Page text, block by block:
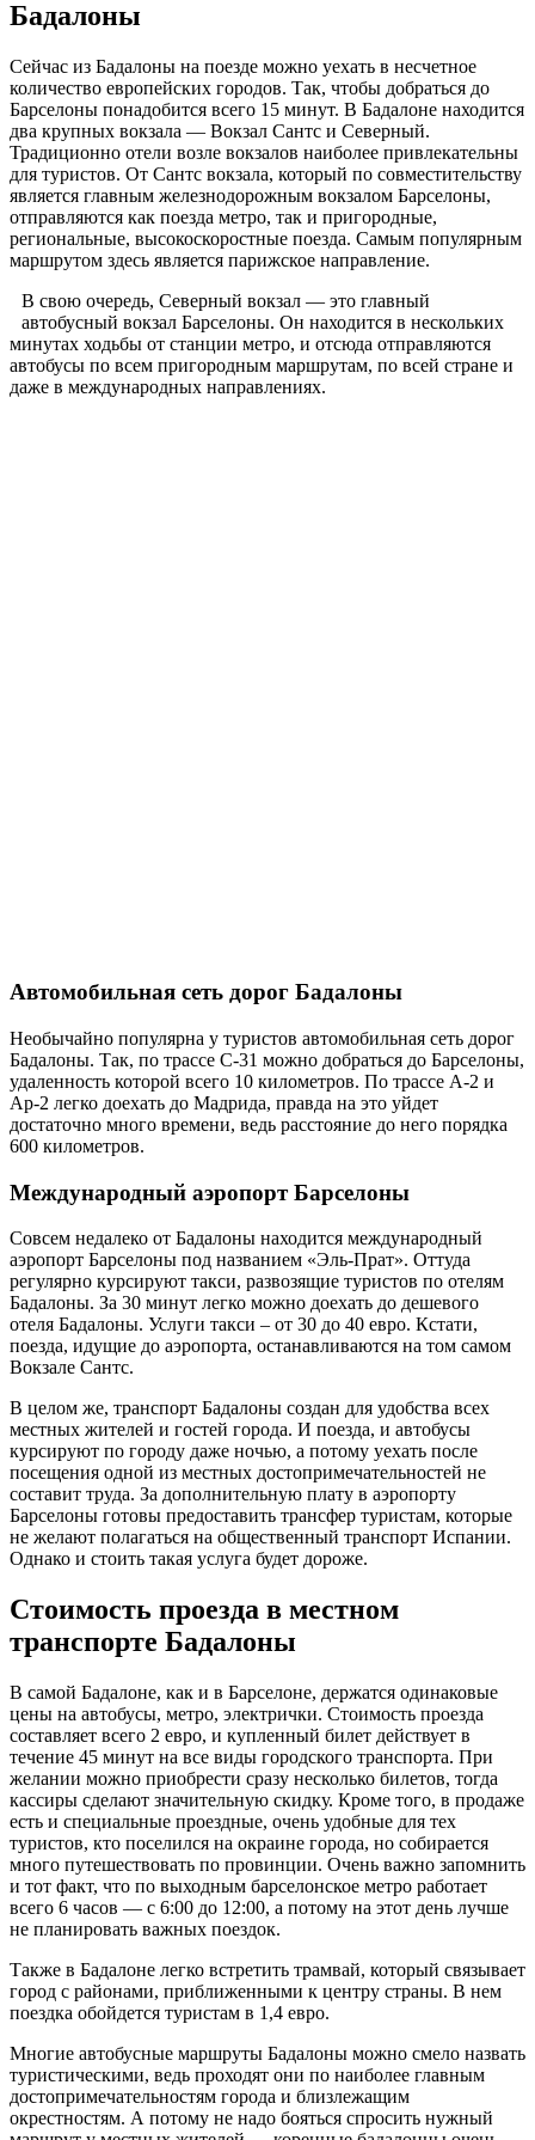
Бадалоны
Сейчас из Бадалоны на поезде можно уехать в несчетное
количество европейских городов. Так, чтобы добраться до
Барселоны понадобится всего 15 минут. В Бадалоне находится
два крупных вокзала — Вокзал Сантс и Северный.
Традиционно отели возле вокзалов наиболее привлекательны
для туристов. От Сантс вокзала, который по совместительству
является главным железнодорожным вокзалом Барселоны,
отправляются как поезда метро, так и пригородные,
региональные, высокоскоростные поезда. Самым популярным
маршрутом здесь является парижское направление.
В свою очередь, Северный вокзал — это главный
автобусный вокзал Барселоны. Он находится в нескольких
минутах ходьбы от станции метро, и отсюда отправляются
автобусы по всем пригородным маршрутам, по всей стране и
даже в международных направлениях.
Автомобильная сеть дорог Бадалоны
Необычайно популярна у туристов автомобильная сеть дорог
Бадалоны. Так, по трассе C-31 можно добраться до Барселоны,
удаленность которой всего 10 километров. По трассе А-2 и
Ар-2 легко доехать до Мадрида, правда на это уйдет
достаточно много времени, ведь расстояние до него порядка
600 километров.
Международный аэропорт Барселоны
Совсем недалеко от Бадалоны находится международный
аэропорт Барселоны под названием «Эль-Прат». Оттуда
регулярно курсируют такси, развозящие туристов по отелям
Бадалоны. За 30 минут легко можно доехать до дешевого
отеля Бадалоны. Услуги такси – от 30 до 40 евро. Кстати,
поезда, идущие до аэропорта, останавливаются на том самом
Вокзале Сантс.
В целом же, транспорт Бадалоны создан для удобства всех
местных жителей и гостей города. И поезда, и автобусы
курсируют по городу даже ночью, а потому уехать после
посещения одной из местных достопримечательностей не
составит труда. За дополнительную плату в аэропорту
Барселоны готовы предоставить трансфер туристам, которые
не желают полагаться на общественный транспорт Испании.
Однако и стоить такая услуга будет дороже.
Стоимость проезда в местном
транспорте Бадалоны
В самой Бадалоне, как и в Барселоне, держатся одинаковые
цены на автобусы, метро, электрички. Стоимость проезда
составляет всего 2 евро, и купленный билет действует в
течение 45 минут на все виды городского транспорта. При
желании можно приобрести сразу несколько билетов, тогда
кассиры сделают значительную скидку. Кроме того, в продаже
есть и специальные проездные, очень удобные для тех
туристов, кто поселился на окраине города, но собирается
много путешествовать по провинции. Очень важно запомнить
и тот факт, что по выходным барселонское метро работает
всего 6 часов — с 6:00 до 12:00, а потому на этот день лучше
не планировать важных поездок.
Также в Бадалоне легко встретить трамвай, который связывает
город с районами, приближенными к центру страны. В нем
поездка обойдется туристам в 1,4 евро.
Многие автобусные маршруты Бадалоны можно смело назвать
туристическими, ведь проходят они по наиболее главным
достопримечательностям города и близлежащим
окрестностям. А потому не надо бояться спросить нужный